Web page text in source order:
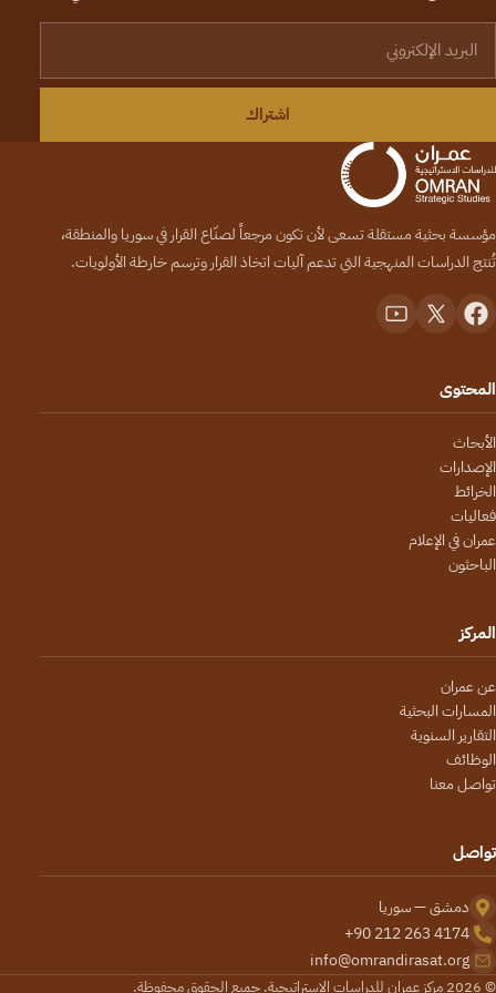
اشتراك
مؤسسة بحثية مستقلة تسعى لأن تكون مرجعاً لصنّاع القرار في سوريا والمنطقة،
تُنتج الدراسات المنهجية التي تدعم آليات اتخاذ القرار وترسم خارطة الأولويات.
المحتوى
الأبحاث
الإصدارات
الخرائط
فعاليات
عمران في الإعلام
الباحثون
المركز
عن عمران
المسارات البحثية
التقارير السنوية
الوظائف
تواصل معنا
تواصل
دمشق — سوريا
+90 212 263 4174
info@omrandirasat.org
© 2026 مركز عمران للدراسات الاستراتيجية. جميع الحقوق محفوظة.